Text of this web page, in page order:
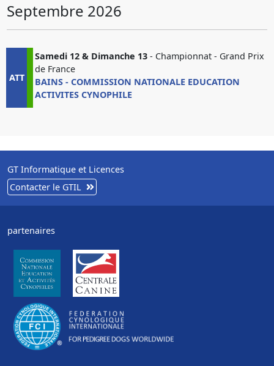
Septembre 2026
ATT
Samedi 12 & Dimanche 13 - Championnat - Grand Prix
de France
BAINS - COMMISSION NATIONALE EDUCATION
ACTIVITES CYNOPHILE
GT Informatique et Licences
Contacter le GTIL
partenaires